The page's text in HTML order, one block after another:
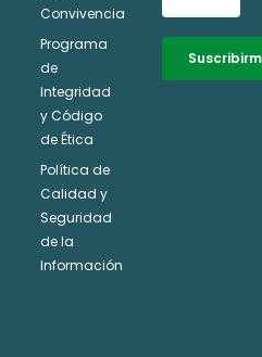
Convivencia
Programa
de
Integridad
y Código
de Ética
Política de
Calidad y
Seguridad
de la
Información